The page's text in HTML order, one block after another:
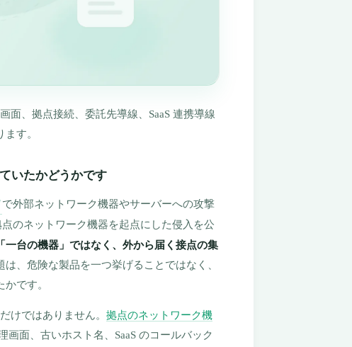
面、拠点接続、委託先導線、SaaS 連携導線
す。
いたかどうかです
で外部ネットワーク機器やサーバーへの攻撃
のネットワーク機器を起点にした侵入を公
一台の機器」ではなく、外から届く接点の集
、危険な製品を一つ挙げることではなく、
です。
けではありません。 拠点のネットワーク機
画面、古いホスト名、SaaS のコールバック